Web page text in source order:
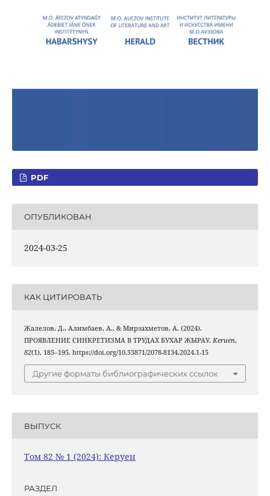
PDF
ОПУБЛИКОВАН
2024-03-25
КАК ЦИТИРОВАТЬ
Жалелов, Д., Алимбаев, А., & Мирзахметов, А. (2024).
ПРОЯВЛЕНИЕ СИНКРЕТИЗМА В ТРУДАХ БУХАР ЖЫРАУ. Keruen,
82(1), 185–195. https://doi.org/10.53871/2078-8134.2024.1-15
Другие форматы библиографических ссылок
ВЫПУСК
Том 82 № 1 (2024): Керуен
РАЗДЕЛ